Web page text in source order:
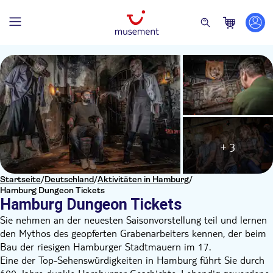
Startseite/Deutschland/Aktivitäten in Hamburg/
Hamburg Dungeon Tickets
Hamburg Dungeon Tickets
+ 3
Sie nehmen an der neuesten Saisonvorstellung teil und lernen
den Mythos des geopferten Grabenarbeiters kennen, der beim
Bau der riesigen Hamburger Stadtmauern im 17.
Eine der Top-Sehenswürdigkeiten in Hamburg führt Sie durch